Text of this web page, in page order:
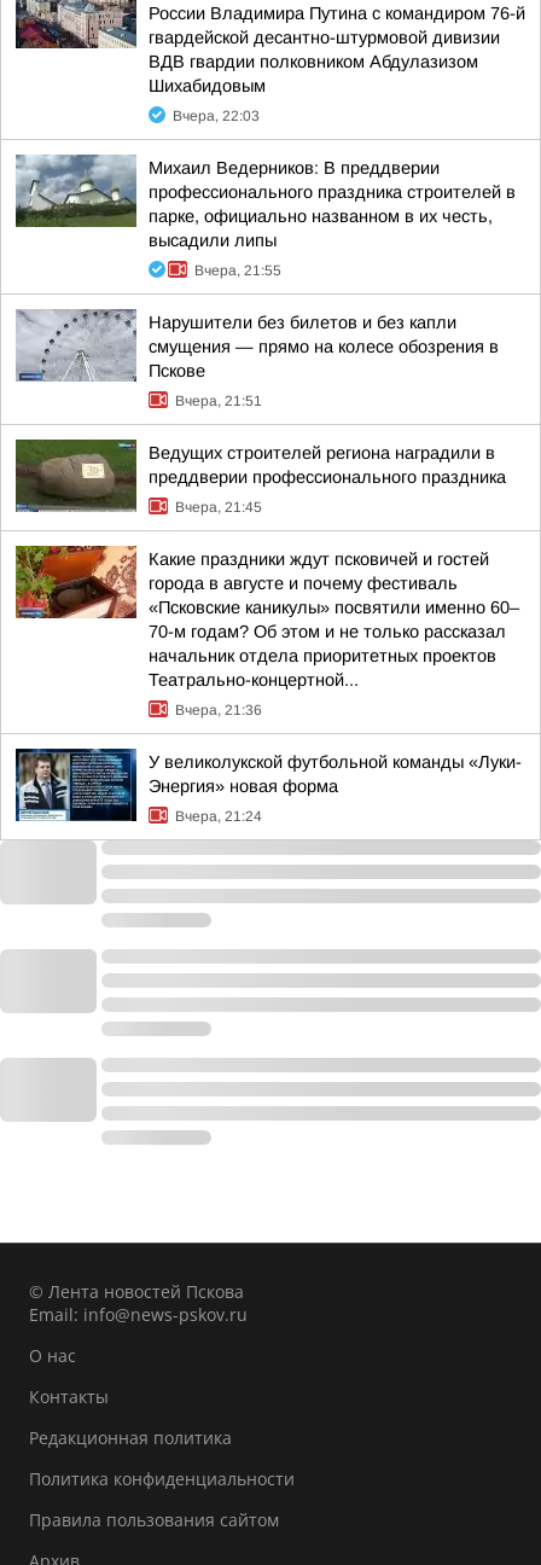
России Владимира Путина с командиром 76-й
гвардейской десантно-штурмовой дивизии
ВДВ гвардии полковником Абдулазизом
Шихабидовым
Вчера, 22:03
Михаил Ведерников: В преддверии
профессионального праздника строителей в
парке, официально названном в их честь,
высадили липы
Вчера, 21:55
Нарушители без билетов и без капли
смущения — прямо на колесе обозрения в
Пскове
Вчера, 21:51
Ведущих строителей региона наградили в
преддверии профессионального праздника
Вчера, 21:45
Какие праздники ждут псковичей и гостей
города в августе и почему фестиваль
«Псковские каникулы» посвятили именно 60–
70-м годам? Об этом и не только рассказал
начальник отдела приоритетных проектов
Театрально-концертной...
Вчера, 21:36
У великолукской футбольной команды «Луки-
Энергия» новая форма
Вчера, 21:24
© Лента новостей Пскова
Email: info@news-pskov.ru
О нас
Контакты
Редакционная политика
Политика конфиденциальности
Правила пользования сайтом